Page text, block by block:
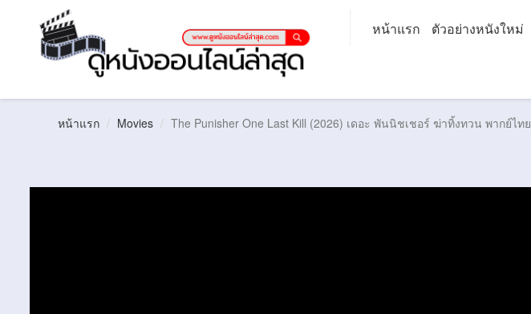
หน้าแรก ตัวอย่างหนังใหม่
หน้าแรก Movies The Punisher One Last Kill (2026) เดอะ พันนิชเชอร์ ฆ่าทิ้งทวน พากย์ไทย